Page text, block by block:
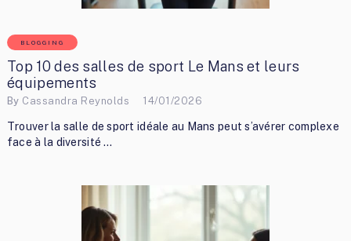
BLOGGING
Top 10 des salles de sport Le Mans et leurs
équipements
By Cassandra Reynolds 14/01/2026
Trouver la salle de sport idéale au Mans peut s’avérer complexe
face à la diversité …